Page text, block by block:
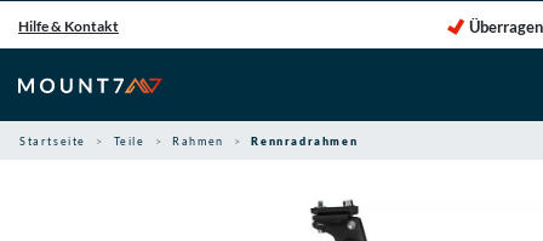
Inhalt
springen
Hilfe & Kontakt
Startseite Teile Rahmen Rennradrahmen